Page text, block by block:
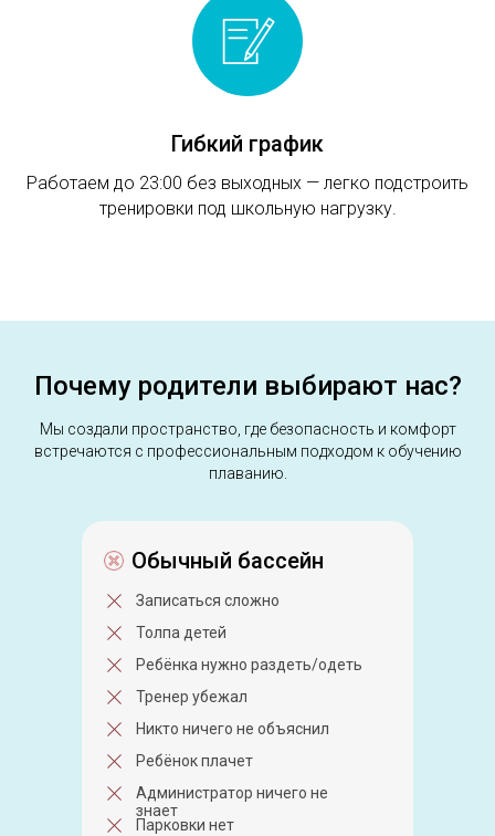
Гибкий график
Работаем до 23:00 без выходных — легко подстроить
тренировки под школьную нагрузку.
Почему родители выбирают нас?
Мы создали пространство, где безопасность и комфорт
встречаются с профессиональным подходом к обучению
плаванию.
Обычный бассейн
Записаться сложно
Толпа детей
Ребёнка нужно раздеть/одеть
Тренер убежал
Никто ничего не объяснил
Ребёнок плачет
Администратор ничего не
знает
Парковки нет